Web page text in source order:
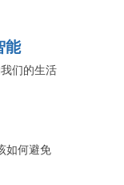
能
们的生活
如何避免